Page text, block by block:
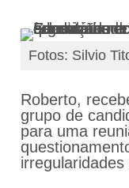
Fotos: Silvio
Roberto,
grupo de
para uma